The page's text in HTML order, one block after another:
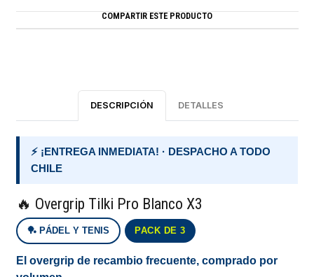
COMPARTIR ESTE PRODUCTO
DESCRIPCIÓN DETALLES
⚡ ¡ENTREGA INMEDIATA! · DESPACHO A TODO
CHILE
🔥 Overgrip Tilki Pro Blanco X3
🏓 PÁDEL Y TENIS PACK DE 3
El overgrip de recambio frecuente, comprado por